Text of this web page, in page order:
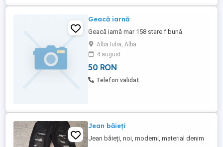
Geacă iarnă
Geacă iarnă mar 158 stare f bună
Alba Iulia, Alba
4 august
50 RON
Telefon validat
Jean băieți
Jean băieți, noi, moderni, material denim